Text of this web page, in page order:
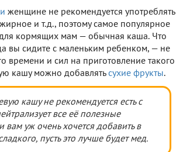
женщине не рекомендуется употреблять
и т.д., поэтому самое популярное
кормящих мам — обычная каша. Что
вы сидите с маленьким ребенком, — не
времени и сил на приготовление такого
кашу можно добавлять сухие фрукты.
кашу не рекомендуется есть с
все её полезные
вам уж очень хочется добавить в
пусть это лучше будет мед.